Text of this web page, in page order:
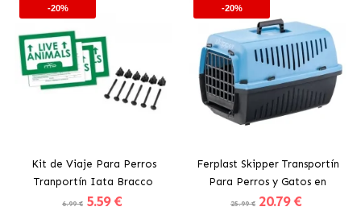
-20%
Kit de Viaje Para Perros
Tranportín Iata Bracco
Nayeco
6.99 € 5.59 €
-20%
Ferplast Skipper Transportín
Para Perros y Gatos en
Colores Surtidos
25.99 € 20.79 €